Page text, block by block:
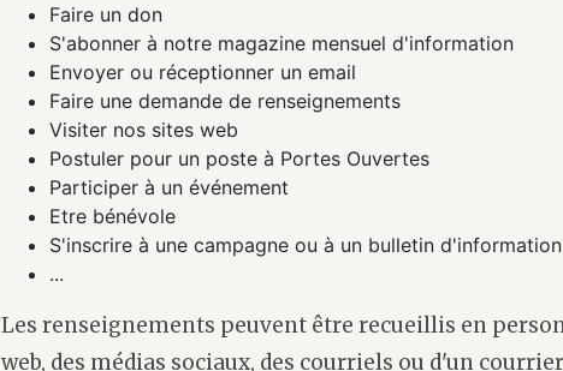
Faire un don
S'abonner à notre magazine mensuel d'information
Envoyer ou réceptionner un email
Faire une demande de renseignements
Visiter nos sites web
Postuler pour un poste à Portes Ouvertes
Participer à un événement
Etre bénévole
S'inscrire à une campagne ou à un bulletin d'information
...
Les renseignements peuvent être recueillis en
web, des médias sociaux, des courriels ou d'un